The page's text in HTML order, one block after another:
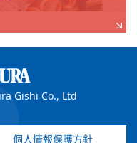
Gishi Co., Ltd
個人情報保護方針